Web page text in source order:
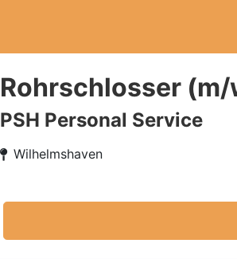
Rohrschlosser
PSH Personal Service
Wilhelmshaven